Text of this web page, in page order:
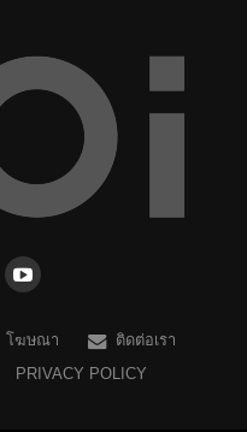
โฆษณา
ติดต่อเรา
PRIVACY POLICY